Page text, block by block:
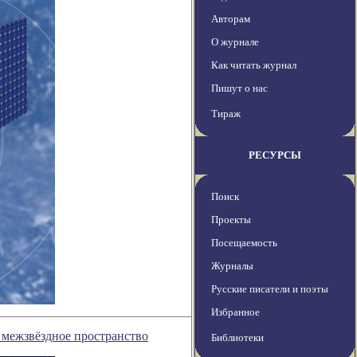
пространство
Авторам
О журнале
Как читать журнал
Пишут о нас
Тираж
РЕСУРСЫ
Поиск
Проекты
Посещаемость
Журналы
Русские писатели и поэты
Избранное
Библиотеки